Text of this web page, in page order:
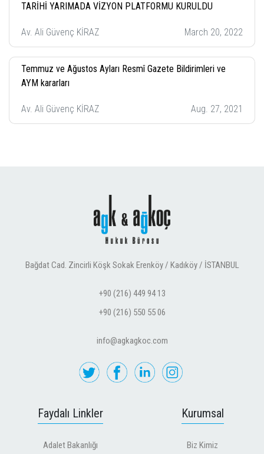
TARİHİ YARIMADA VİZYON PLATFORMU KURULDU
Av. Ali Güvenç KİRAZ March 20, 2022
Temmuz ve Ağustos Ayları Resmî Gazete Bildirimleri ve
AYM kararları
Av. Ali Güvenç KİRAZ Aug. 27, 2021
Bağdat Cad. Zincirli Köşk Sokak Erenköy / Kadıköy / İSTANBUL
+90 (216) 449 94 13
+90 (216) 550 55 06
info@agkagkoc.com
Faydalı Linkler
Adalet Bakanlığı
Kurumsal
Biz Kimiz